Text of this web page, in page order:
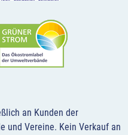
an Kunden der
und Vereine. Kein Verkauf an